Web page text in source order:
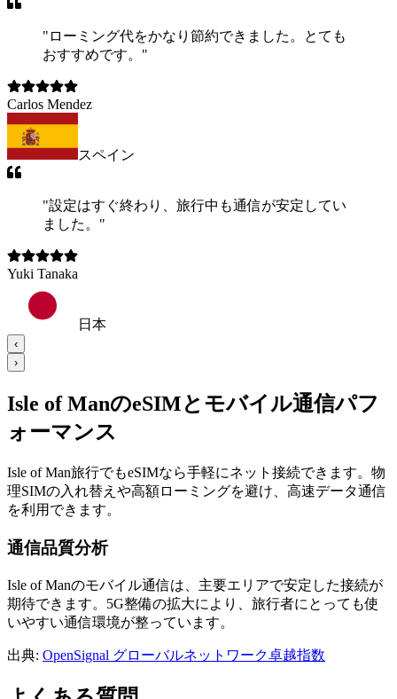
" ローミング代をかなり節約できました。とても
おすすめです。 "
Carlos Mendez
スペイン
"設定はすぐ終わり、旅行中も通信が安定してい
ました。 "
Yuki Tanaka
日本
‹
›
Isle of ManのeSIMとモバイル通信パフ
ォーマンス
Isle of Man旅行でもeSIMなら手軽にネット接続できます。物
理SIMの入れ替えや高額ローミングを避け、高速データ通信
を利用できます。
通信品質分析
Isle of Manのモバイル通信は、主要エリアで安定した接続が
期待できます。5G整備の拡大により、旅行者にとっても使
いやすい通信環境が整っています。
出典: OpenSignal グローバルネットワーク卓越指数